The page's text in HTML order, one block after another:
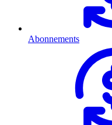
Abonnements